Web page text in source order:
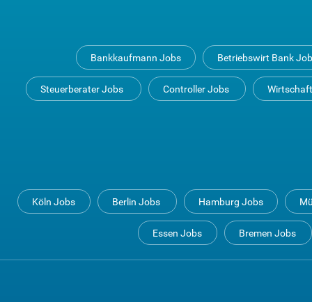
Bankkaufmann Jobs Betriebswirt Bank
Steuerberater Jobs Controller Jobs
Köln Jobs Berlin Jobs Hamburg Jobs
Essen Jobs Bremen Jobs